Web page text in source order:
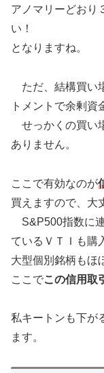
アノマリーどおり
い！
となりますね。
ただ、結構買い
トメントで余剰資
せっかくの買い
ありません。
ここで有効なのが
買えますので、大
S&P500指数に
ているＶＴＩも購
大型個別銘柄もほ
ここでこの信用取
私キートンも下が
ます。